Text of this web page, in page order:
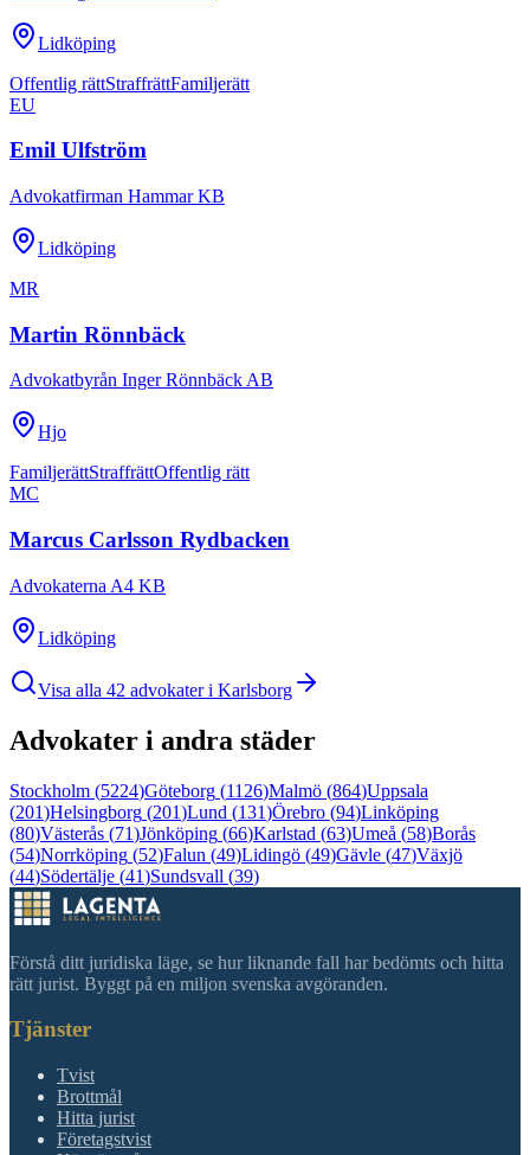
Lidköping
Offentlig rättStraffrättFamiljerätt
EU
Emil Ulfström
Advokatfirman Hammar KB
Lidköping
MR
Martin Rönnbäck
Advokatbyrån Inger Rönnbäck AB
Hjo
FamiljerättStraffrättOffentlig rätt
MC
Marcus Carlsson Rydbacken
Advokaterna A4 KB
Lidköping
Visa alla 42 advokater i Karlsborg
Advokater i andra städer
Stockholm (5224)Göteborg (1126)Malmö (864)Uppsala
(201)Helsingborg (201)Lund (131)Örebro (94)Linköping
(80)Västerås (71)Jönköping (66)Karlstad (63)Umeå (58)Borås
(54)Norrköping (52)Falun (49)Lidingö (49)Gävle (47)Växjö
(44)Södertälje (41)Sundsvall (39)
Förstå ditt juridiska läge, se hur liknande fall har bedömts och hitta
rätt jurist. Byggt på en miljon svenska avgöranden.
Tjänster
Tvist
Brottmål
Hitta jurist
Företagstvist